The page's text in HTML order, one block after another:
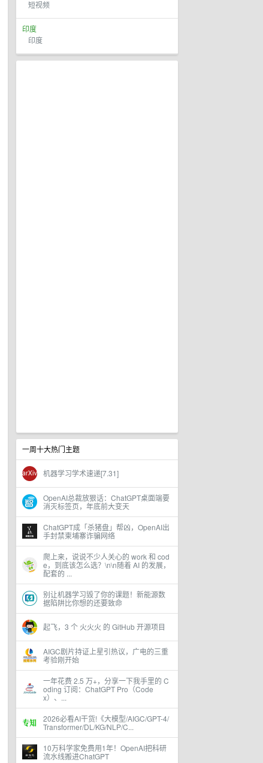
短视频
印度
印度
一周十大热门主题
机器学习学术速递[7.31]
OpenAI总裁放狠话：ChatGPT桌面端要
消灭标签页，年底前大变天
ChatGPT成「杀猪盘」帮凶，OpenAI出
手封禁柬埔寨诈骗网络
爬上来，说说不少人关心的 work 和 cod
e，到底该怎么选？\n\n随着 AI 的发展，
配套的 ...
别让机器学习毁了你的课题！新能源数
据陷阱比你想的还要致命
起飞，3 个 火火火 的 GitHub 开源项目
AIGC剧片持证上星引热议，广电的三重
考验刚开始
一年花费 2.5 万+，分享一下我手里的 C
oding 订阅：ChatGPT Pro（Code
x）、...
2026必看AI干货!《大模型/AIGC/GPT-4/
Transformer/DL/KG/NLP/C...
10万科学家免费用1年！OpenAI把科研
流水线搬进ChatGPT